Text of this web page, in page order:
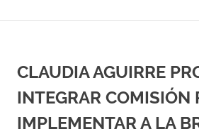
CLAUDIA AGUIRRE
INTEGRAR COMISIÓN
IMPLEMENTAR A LA